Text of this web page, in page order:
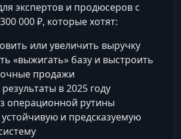
экспертов и продюсеров с
000 ₽, которые хотят:
или увеличить выручку
«выжигать» базу и выстроить
продажи
в 2025 году
операционной рутины
устойчивую и предсказуемую